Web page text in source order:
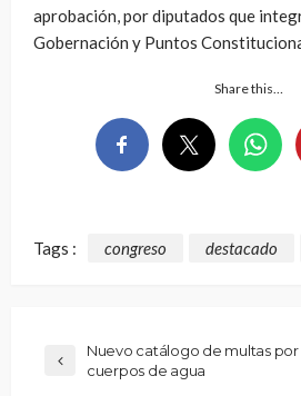
aprobación, por diputados que
Gobernación y Puntos
Share this…
Tags : congreso destacado
Nuevo catálogo de multas por
cuerpos de agua